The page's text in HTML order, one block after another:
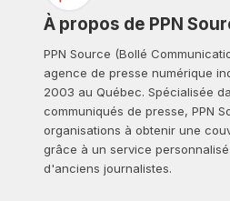
À propos de PPN
PPN Source (Bollé
agence de presse numérique
2003 au Québec. Spécialisée
communiqués de presse, PPN
organisations à obtenir une
grâce à un service
d'anciens journalistes.